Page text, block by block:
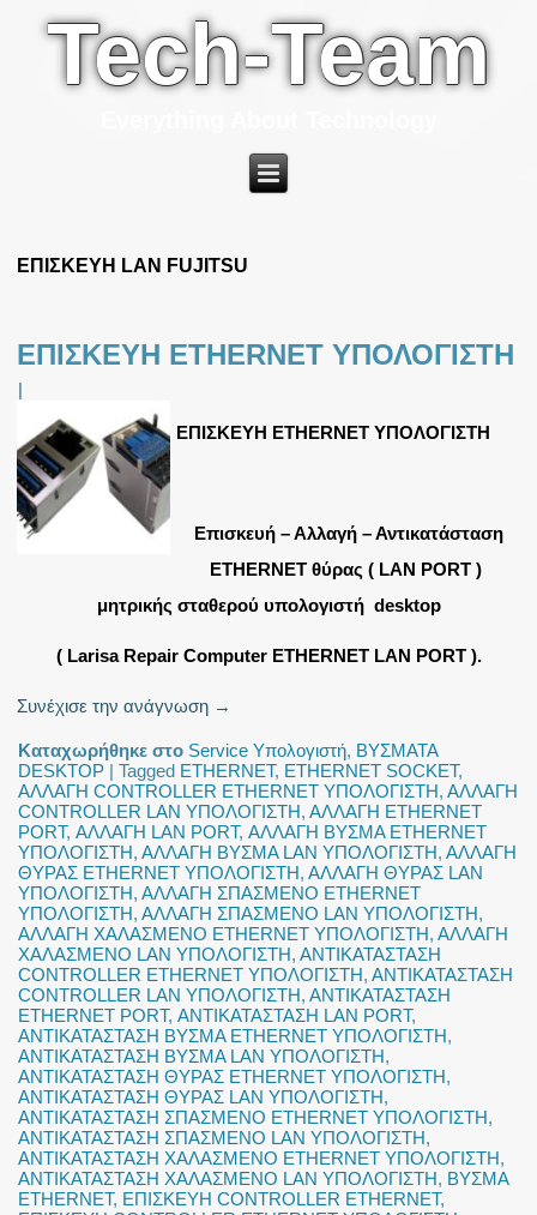
Tech-Team
ΕΠΙΣΚΕΥΗ LAN FUJITSU
ΕΠΙΣΚΕΥΗ ETHERNET ΥΠΟΛΟΓΙΣΤΗ
|
ΕΠΙΣΚΕΥΗ ETHERNET ΥΠΟΛΟΓΙΣΤΗ
Επισκευή – Αλλαγή – Αντικατάσταση
ETHERNET θύρας ( LAN PORT )
μητρικής σταθερού υπολογιστή desktop
( Larisa Repair Computer ETHERNET LAN PORT ).
Συνέχισε την ανάγνωση →
Καταχωρήθηκε στο Service Υπολογιστή, ΒΥΣΜΑΤΑ
DESKTOP |Tagged ETHERNET, ETHERNET SOCKET,
ΑΛΛΑΓΗ CONTROLLER ETHERNET ΥΠΟΛΟΓΙΣΤΗ,ΑΛΛΑΓΗ
CONTROLLER LAN ΥΠΟΛΟΓΙΣΤΗ,ΑΛΛΑΓΗ ETHERNET
PORT,ΑΛΛΑΓΗ LAN PORT,ΑΛΛΑΓΗ ΒΥΣΜΑ ETHERNET
ΥΠΟΛΟΓΙΣΤΗ,ΑΛΛΑΓΗ ΒΥΣΜΑ LAN ΥΠΟΛΟΓΙΣΤΗ,ΑΛΛΑΓΗ
ΘΥΡΑΣ ETHERNET ΥΠΟΛΟΓΙΣΤΗ,ΑΛΛΑΓΗ ΘΥΡΑΣ LAN
ΥΠΟΛΟΓΙΣΤΗ,ΑΛΛΑΓΗ ΣΠΑΣΜΕΝΟ ETHERNET
ΥΠΟΛΟΓΙΣΤΗ,ΑΛΛΑΓΗ ΣΠΑΣΜΕΝΟ LAN ΥΠΟΛΟΓΙΣΤΗ,
ΑΛΛΑΓΗ ΧΑΛΑΣΜΕΝΟ ETHERNET ΥΠΟΛΟΓΙΣΤΗ,ΑΛΛΑΓΗ
ΧΑΛΑΣΜΕΝΟ LAN ΥΠΟΛΟΓΙΣΤΗ,ΑΝΤΙΚΑΤΑΣΤΑΣΗ
CONTROLLER ETHERNET ΥΠΟΛΟΓΙΣΤΗ,ΑΝΤΙΚΑΤΑΣΤΑΣΗ
CONTROLLER LAN ΥΠΟΛΟΓΙΣΤΗ,ΑΝΤΙΚΑΤΑΣΤΑΣΗ
ETHERNET PORT,ΑΝΤΙΚΑΤΑΣΤΑΣΗ LAN PORT,
ΑΝΤΙΚΑΤΑΣΤΑΣΗ ΒΥΣΜΑ ETHERNET ΥΠΟΛΟΓΙΣΤΗ,
ΑΝΤΙΚΑΤΑΣΤΑΣΗ ΒΥΣΜΑ LAN ΥΠΟΛΟΓΙΣΤΗ,
ΑΝΤΙΚΑΤΑΣΤΑΣΗ ΘΥΡΑΣ ETHERNET ΥΠΟΛΟΓΙΣΤΗ,
ΑΝΤΙΚΑΤΑΣΤΑΣΗ ΘΥΡΑΣ LAN ΥΠΟΛΟΓΙΣΤΗ,
ΑΝΤΙΚΑΤΑΣΤΑΣΗ ΣΠΑΣΜΕΝΟ ETHERNET ΥΠΟΛΟΓΙΣΤΗ,
ΑΝΤΙΚΑΤΑΣΤΑΣΗ ΣΠΑΣΜΕΝΟ LAN ΥΠΟΛΟΓΙΣΤΗ,
ΑΝΤΙΚΑΤΑΣΤΑΣΗ ΧΑΛΑΣΜΕΝΟ ETHERNET ΥΠΟΛΟΓΙΣΤΗ,
ΑΝΤΙΚΑΤΑΣΤΑΣΗ ΧΑΛΑΣΜΕΝΟ LAN ΥΠΟΛΟΓΙΣΤΗ, ΒΥΣΜΑ
ETHERNET, ΕΠΙΣΚΕΥΗ CONTROLLER ETHERNET,